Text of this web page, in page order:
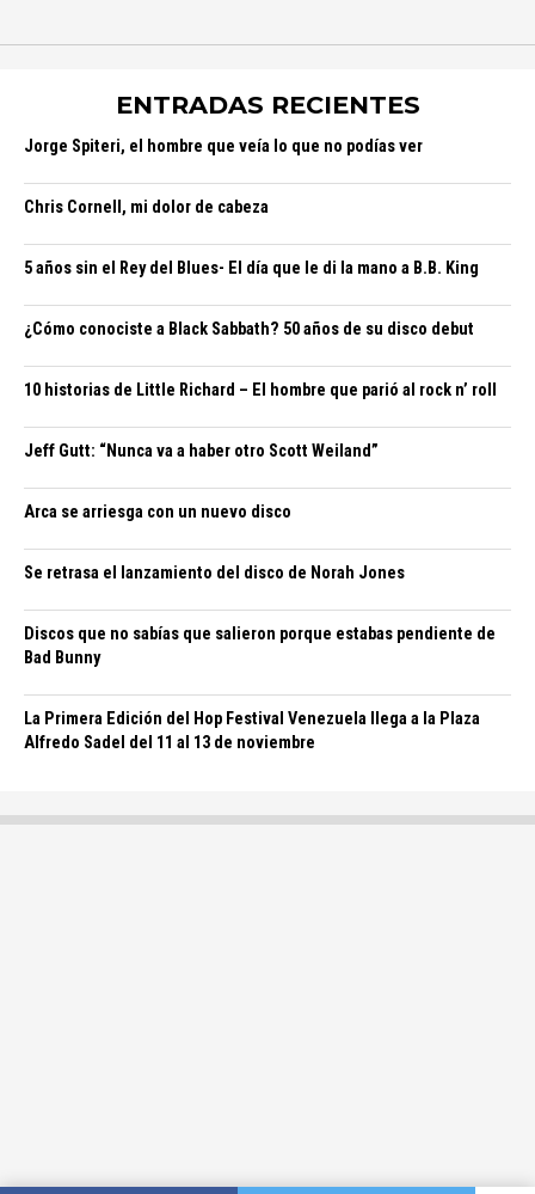
ENTRADAS RECIENTES
Jorge Spiteri, el hombre que veía lo que no podías ver
Chris Cornell, mi dolor de cabeza
5 años sin el Rey del Blues- El día que le di la mano a B.B. King
¿Cómo conociste a Black Sabbath? 50 años de su disco debut
10 historias de Little Richard – El hombre que parió al rock n’ roll
Jeff Gutt: “Nunca va a haber otro Scott Weiland”
Arca se arriesga con un nuevo disco
Se retrasa el lanzamiento del disco de Norah Jones
Discos que no sabías que salieron porque estabas pendiente de
Bad Bunny
La Primera Edición del Hop Festival Venezuela llega a la Plaza
Alfredo Sadel del 11 al 13 de noviembre